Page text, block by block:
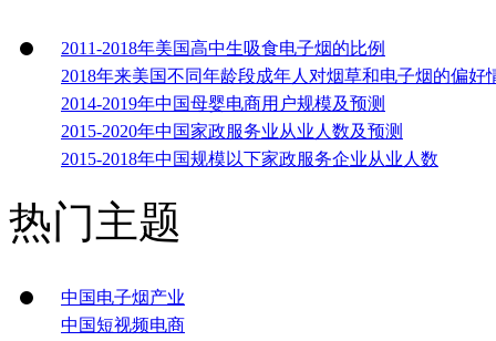
2011-2018年美国高中生吸食电子烟的比例
2018年来美国不同年龄段成年人对烟草和电子烟的偏好
2014-2019年中国母婴电商用户规模及预测
2015-2020年中国家政服务业从业人数及预测
2015-2018年中国规模以下家政服务企业从业人数
热门主题
中国电子烟产业
中国短视频电商